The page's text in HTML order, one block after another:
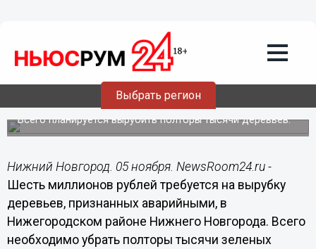
Выбрать регион
05.11.201821:27
6 млн рублей требуется на вырубку
деревьев в Нижегородском районе
Всего планируется вырубить полторы тысячи деревьев.
Нижний Новгород. 05 ноября. NewsRoom24.ru -
Шесть миллионов рублей требуется на вырубку
деревьев, признанных аварийными, в
Нижегородском районе Нижнего Новгорода. Всего
необходимо убрать полторы тысячи зеленых